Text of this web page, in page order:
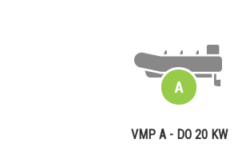
VMP A - DO 20 KW